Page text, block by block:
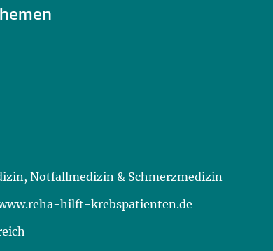
Notfallmedizin & Schmerzmedizin
hilft-krebspatienten.de